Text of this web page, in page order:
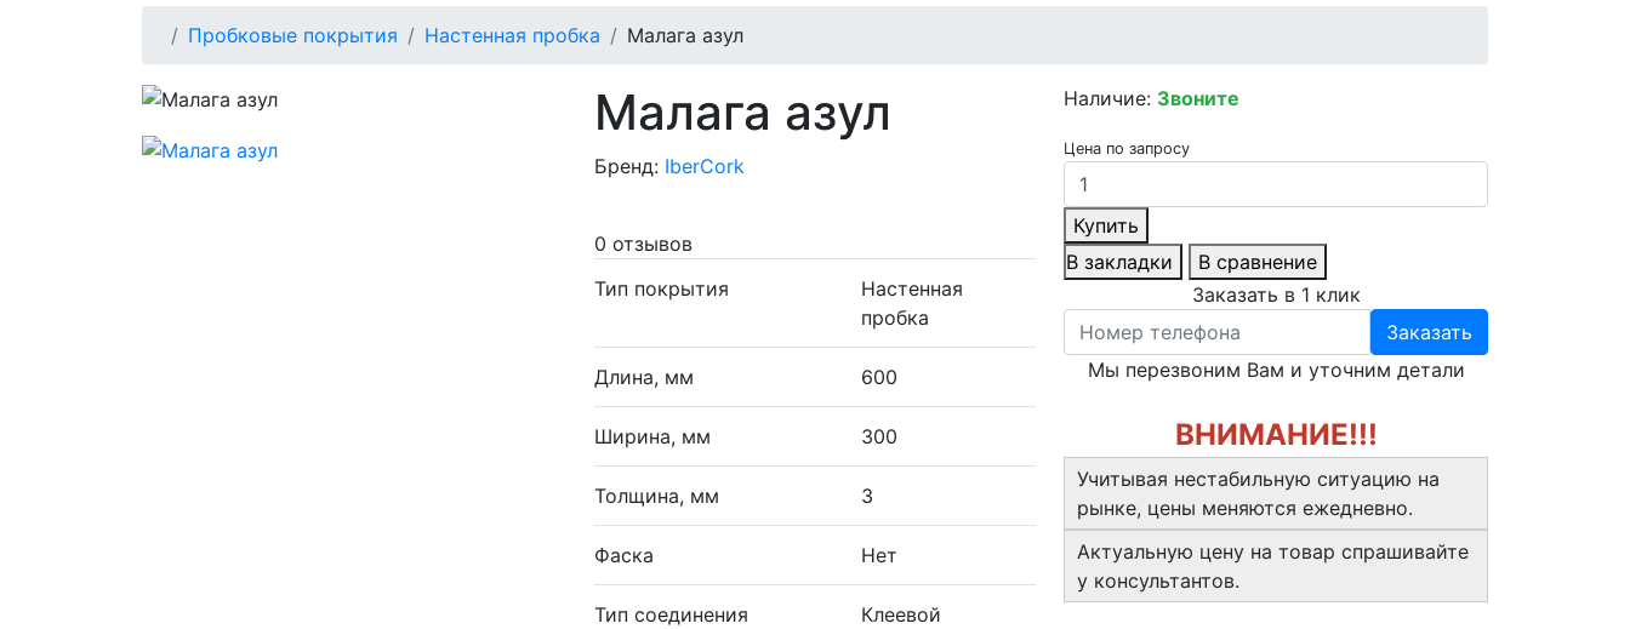
Пробковые покрытия Настенная пробка Малага азул
Малага азул
Бренд: IberCork
0 отзывов
Тип покрытия
Настенная
пробка
Длина, мм 600
Ширина, мм 300
Толщина, мм 3
Фаска Нет
Тип соединения Клеевой
Наличие: Звоните
Цена по запросу
Купить
В закладки
В сравнение
Заказать в 1 клик
Заказать
Мы перезвоним Вам и уточним детали
ВНИМАНИЕ!!!
Учитывая нестабильную ситуацию на
рынке, цены меняются ежедневно.
Актуальную цену на товар спрашивайте
у консультантов.